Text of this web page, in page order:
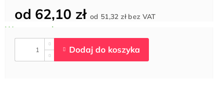
od 62,10 zł od 51,32 złbez VAT